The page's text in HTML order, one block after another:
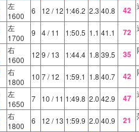
左
1600
6 12 / 12 1:46.2 2.3 40.8 42
左
1700
9 4/ 11 1:50.5 1.1 41.1 72
右
1600
12 9 / 13 1:44.4 1.8 39.5 35
右
1800
10 7/ 12 1:59.1 1.8 40.7 42
左
1650
7 10 / 11 1:49.8 2.0 42.9 47
右
1800
6 12 / 13 1:59.9 2.0 40.9 21